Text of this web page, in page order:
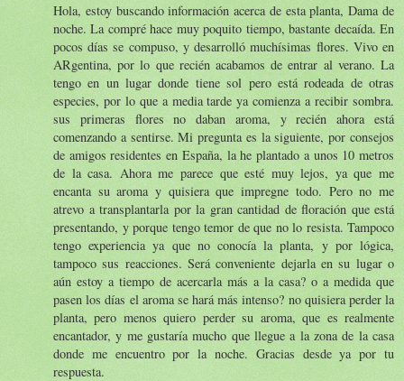
Hola, estoy buscando información acerca de esta planta, Dama de
noche. La compré hace muy poquito tiempo, bastante decaída. En
pocos días se compuso, y desarrolló muchísimas flores. Vivo en
ARgentina, por lo que recién acabamos de entrar al verano. La
tengo en un lugar donde tiene sol pero está rodeada de otras
especies, por lo que a media tarde ya comienza a recibir sombra.
sus primeras flores no daban aroma, y recién ahora está
comenzando a sentirse. Mi pregunta es la siguiente, por consejos
de amigos residentes en España, la he plantado a unos 10 metros
de la casa. Ahora me parece que esté muy lejos, ya que me
encanta su aroma y quisiera que impregne todo. Pero no me
atrevo a transplantarla por la gran cantidad de floración que está
presentando, y porque tengo temor de que no lo resista. Tampoco
tengo experiencia ya que no conocía la planta, y por lógica,
tampoco sus reacciones. Será conveniente dejarla en su lugar o
aún estoy a tiempo de acercarla más a la casa? o a medida que
pasen los días el aroma se hará más intenso? no quisiera perder la
planta, pero menos quiero perder su aroma, que es realmente
encantador, y me gustaría mucho que llegue a la zona de la casa
donde me encuentro por la noche. Gracias desde ya por tu
respuesta.